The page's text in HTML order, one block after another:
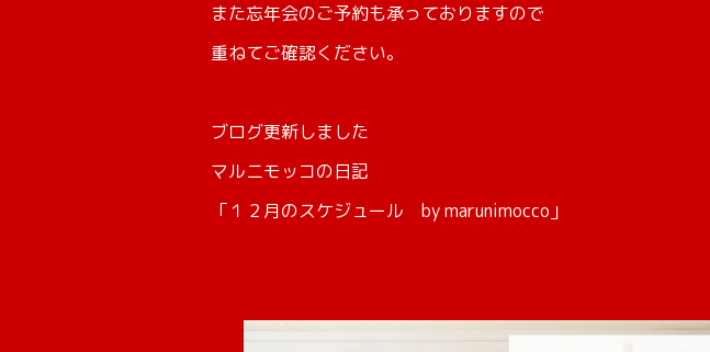
また忘年会のご予約も承っておりますので
重ねてご確認ください。
ブログ更新しました
マルニモッコの日記
「１２月のスケジュール by marunimocco」